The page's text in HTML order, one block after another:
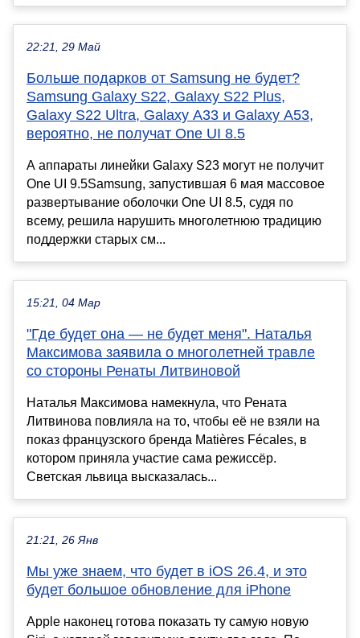
22:21, 29 Май
Больше подарков от Samsung не будет?
Samsung Galaxy S22, Galaxy S22 Plus,
Galaxy S22 Ultra, Galaxy A33 и Galaxy A53,
вероятно, не получат One UI 8.5
А аппараты линейки Galaxy S23 могут не получит
One UI 9.5Samsung, запустившая 6 мая массовое
развертывание оболочки One UI 8.5, судя по
всему, решила нарушить многолетнюю традицию
поддержки старых см...
15:21, 04 Мар
"Где будет она — не будет меня". Наталья
Максимова заявила о многолетней травле
со стороны Ренаты Литвиновой
Наталья Максимова намекнула, что Рената
Литвинова повлияла на то, чтобы её не взяли на
показ французского бренда Matières Fécales, в
котором приняла участие сама режиссёр.
Светская львица высказалась...
21:21, 26 Янв
Мы уже знаем, что будет в iOS 26.4, и это
будет большое обновление для iPhone
Apple наконец готова показать ту самую новую